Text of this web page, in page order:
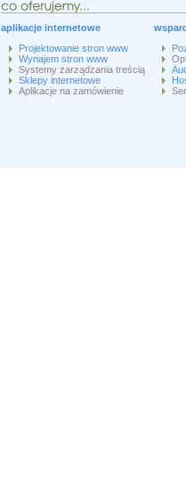
aplikacje internetowe
Projektowanie stron www
Wynajem stron www
Systemy zarządzania treścią
Sklepy internetowe
Aplikacje na zamówienie